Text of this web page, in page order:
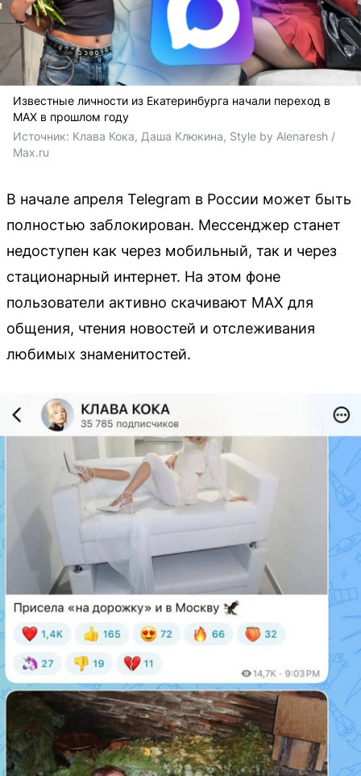
Известные личности из Екатеринбурга начали переход в
MAX в прошлом году
Источник: Клава Кока, Даша Клюкина, Style by Alenaresh /
Max.ru
В начале апреля Telegram в России может быть
полностью заблокирован. Мессенджер станет
недоступен как через мобильный, так и через
стационарный интернет. На этом фоне
пользователи активно скачивают MAX для
общения, чтения новостей и отслеживания
любимых знаменитостей.